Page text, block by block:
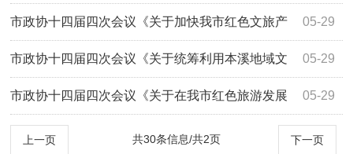
溪”促进我市文旅业态融合发展的提案》（第4... 05-29
市政协十四届四次会议《关于加快我市红色文旅产
业发展的提案》（第4042号）答复 05-29
市政协十四届四次会议《关于统筹利用本溪地域文
化蓄力赋能文体旅融合发展的提案》（第403... 05-29
市政协十四届四次会议《关于在我市红色旅游发展
中加大数字创新力度的提案》（第4022号）答复
上一页 下一页
共30条信息/共2页